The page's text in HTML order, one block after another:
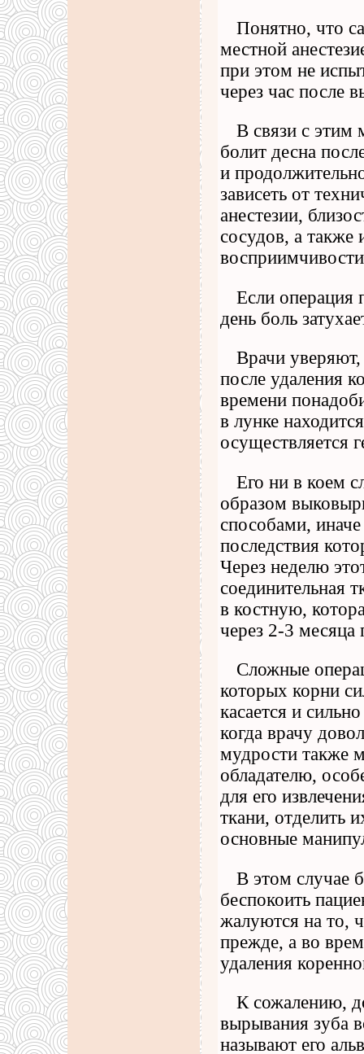
Понятно, что
местной
при этом не
через час после
В связи с этим
болит десна
и
зависеть от
анестезии,
сосудов, а также
Если операция
день боль
Врачи уверяют,
после удаления
времени
в лунке
осуществляется
Его ни в коем
образом
способами,
последствия
Через неделю
соединительная
в костную,
через 2-3 месяца
Сложные
которых корни
касается и
когда врачу
мудрости также
обладателю,
для его
ткани, отделить
основные
В этом случае
беспокоить
жалуются на то,
прежде, а во
удаления
К сожалению,
вырывания зуба
называют его